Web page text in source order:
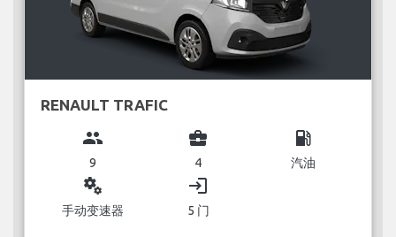
RENAULT TRAFIC
group
9
business_center
4
local_gas_station
汽油
miscellaneous_services
手动变速器
login
5 门